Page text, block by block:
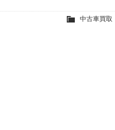
中古車買取